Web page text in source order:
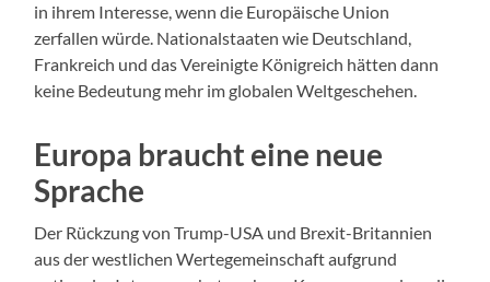
in ihrem Interesse, wenn die Europäische Union
zerfallen würde. Nationalstaaten wie Deutschland,
Frankreich und das Vereinigte Königreich hätten dann
keine Bedeutung mehr im globalen Weltgeschehen.
Europa braucht eine neue
Sprache
Der Rückzung von Trump-USA und Brexit-Britannien
aus der westlichen Wertegemeinschaft aufgrund